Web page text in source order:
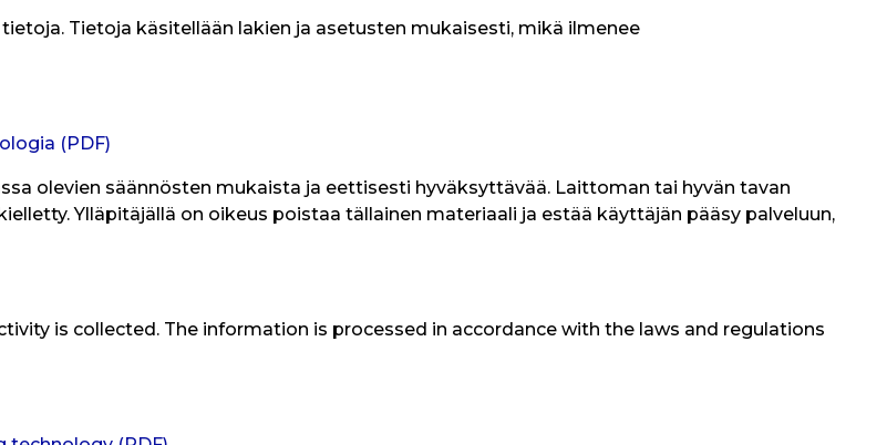
Tietoja käsitellään lakien ja asetusten mukaisesti, mikä ilmenee
(PDF)
olevien säännösten mukaista ja eettisesti hyväksyttävää. Laittoman tai hyvän tavan
Ylläpitäjällä on oikeus poistaa tällainen materiaali ja estää käyttäjän pääsy palveluun,
is collected. The information is processed in accordance with the laws and regulations